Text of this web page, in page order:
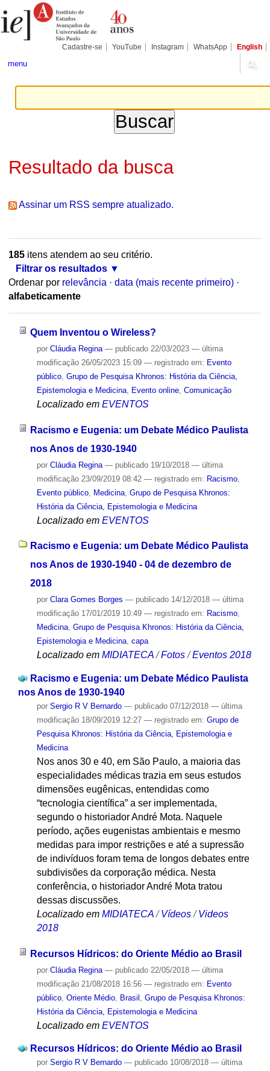
para
conteúdo.
Pessoais
Cadastre-se YouTube Instagram WhatsApp English
menu
Resultado da busca
Assinar um RSS sempre atualizado.
185itens atendem ao seu critério.
Filtrar os resultados
Ordenar por relevância · data (mais recente primeiro) ·
alfabeticamente
Quem Inventou o Wireless?
por Cláudia Regina — publicado22/03/2023 — última
modificação26/05/2023 15:09 — registrado em: Evento
público, Grupo de Pesquisa Khronos: História da Ciência,
Epistemologia e Medicina, Evento online, Comunicação
Localizado em EVENTOS
Racismo e Eugenia: um Debate Médico Paulista
nos Anos de 1930-1940
por Cláudia Regina — publicado19/10/2018 — última
modificação23/09/2019 08:42 — registrado em: Racismo,
Evento público, Medicina, Grupo de Pesquisa Khronos:
História da Ciência, Epistemologia e Medicina
Localizado em EVENTOS
Racismo e Eugenia: um Debate Médico Paulista
nos Anos de 1930-1940 - 04 de dezembro de
2018
por Clara Gomes Borges — publicado14/12/2018 — última
modificação17/01/2019 10:49 — registrado em: Racismo,
Medicina, Grupo de Pesquisa Khronos: História da Ciência,
Epistemologia e Medicina, capa
Localizado em MIDIATECA /Fotos /Eventos 2018
Racismo e Eugenia: um Debate Médico Paulista
nos Anos de 1930-1940
por Sergio R V Bernardo — publicado07/12/2018 — última
modificação18/09/2019 12:27 — registrado em: Grupo de
Pesquisa Khronos: História da Ciência, Epistemologia e
Medicina
Nos anos 30 e 40, em São Paulo, a maioria das
especialidades médicas trazia em seus estudos
dimensões eugênicas, entendidas como
“tecnologia científica” a ser implementada,
segundo o historiador André Mota. Naquele
período, ações eugenistas ambientais e mesmo
medidas para impor restrições e até a supressão
de indivíduos foram tema de longos debates entre
subdivisões da corporação médica. Nesta
conferência, o historiador André Mota tratou
dessas discussões.
Localizado em MIDIATECA /Vídeos /Videos
2018
Recursos Hídricos: do Oriente Médio ao Brasil
por Cláudia Regina — publicado22/05/2018 — última
modificação21/08/2018 16:56 — registrado em: Evento
público, Oriente Médio, Brasil Grupo de Pesquisa Khronos:
História da Ciência, Epistemologia e Medicina
Localizado em EVENTOS
Recursos Hídricos: do Oriente Médio ao Brasil
por Sergio R V Bernardo — publicado10/08/2018 — última